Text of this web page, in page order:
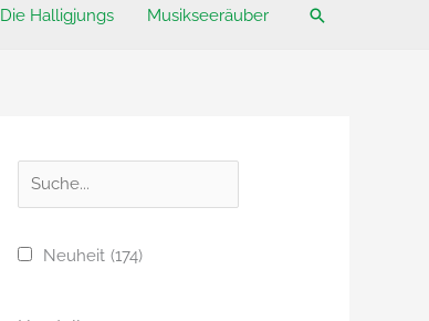
Die Halligjungs Musikseeräuber Suchen
u
c
Neuheit (174)